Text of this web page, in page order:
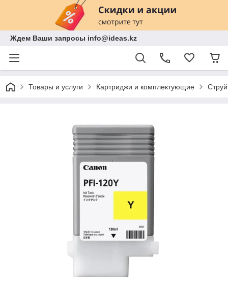
Ждем Ваши запросы info@ideas.kz
Товары и услуги Картриджи и комплектующие